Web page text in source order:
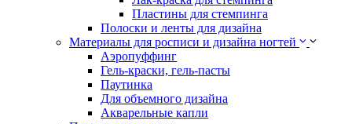
Пластины для стемпинга
Полоски и ленты для дизайна
Материалы для росписи и дизайна ногтей
Аэропуффинг
Гель-краски, гель-пасты
Паутинка
Для объемного дизайна
Акварельные капли